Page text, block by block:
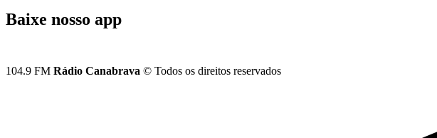
Baixe nosso app
104.9 FM Rádio Canabrava © Todos os direitos reservados